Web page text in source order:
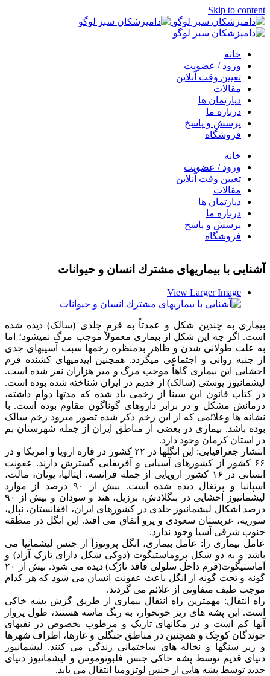
Skip to content
خانه
ورود / عضویت
تعیین وقت آنلاین
مقالات
دپارتمان ها
درباره ما
پرسش و پاسخ
فروشگاه
خانه
ورود / عضویت
تعیین وقت آنلاین
مقالات
دپارتمان ها
درباره ما
پرسش و پاسخ
فروشگاه
آشنایی با بیماریهای مشترك انسان و حیوانات
View Larger Image
بیماری به چندین شکل و عمدتاً به فرم جلدی (سالک) دیده شده
است. اگر چه این شکل از بیماری معمولاً موجب مرگ نمیشود؛ اما
به علت طولانی شدن و ظاهر بدمنظره زخمها سبب آسیبهای جدی
از جنبه روانی و اجتماعی میگردد. همچنین اپیدمیهای کشنده فرم
احشایی این بیماری گاهاً موجب مرگ و میر هزاران نفر شده است.
لیشمانیوز پوستی (سالک) از قدیم در ایران شناخته شده بوده است.
در کتاب قانون ابن سینا از زخمی یاد شده که مدتها دوام داشته،
درمانش مشکل و در برابر داروهای گوناگون مقاوم بوده است. با
نشانه ها وعلائمی که از این زخم ذکر شده تصور میرود زخم سالک
بوده باشد. بیماری در بعضی از مناطق ایران از جمله شهرستان بم
در استان کرمان وجود دارد.
انتشار جغرافیایی: این انگلها در ۲۲ کشور در قاره اروپا و امریکا و در
۶۶ کشور از کشورهای آسیایی و آفریقایی گسترش دارند. عفونت
انسانی در ۱۶ کشور اروپایی از جمله فرانسه، ایتالیا، یونان، مالت،
اسپانیا و پرتغال دیده شده است. بیش از ۹۰ درصد از موارد
لیشمانیوز احشایی در بنگلادش، برزیل، هند و سودان و بیش از ۹۰
درصد اشکال لیشمانیوز جلدی در کشورهای ایران، افغانستان، نپال،
سوریه، عربستان سعودی و پرو اتفاق می افتد. این انگل در منطقه
جنوب شرقی آسیا وجود ندارد.
عامل بیماری زا: عامل بیماری، انگل پروتوزآ از جنس لیشمانیا می
باشد و به دو شکل پروماستیگوت (دوکی شکل دارای تاژک آزاد) و
آماستیگوت(فرم داخل سلولی فاقد تاژک) دیده می شود. بیش از ۲۰
گونه و تحت گونه از انگل باعث عفونت انسان می شود که هر کدام
موجب طیف متفاوتی از علائم می گردند.
راه انتقال: مهمترین راه انتقال بیماری از طریق گزش پشه خاکی
است. این پشه های ریز خونخوار، به رنگ ماسه هستند، طول پرواز
آنها کم است و در مکانهای تاریک و مرطوب بخصوص در نقبهای
جوندگان کوچک و همچنین در مناطق جنگلی و غارها، اطراف شهرها
و زیر سنگها و نخاله های ساختمانی زندگی می کنند. لیشمانیوز
دنیای قدیم توسط پشه خاکی جنس فلبوتوموس و لیشمانیوز دنیای
جدید توسط پشه هایی از جنس لوتزومیا انتقال می یابد.